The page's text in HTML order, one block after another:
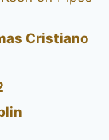
Cristiano